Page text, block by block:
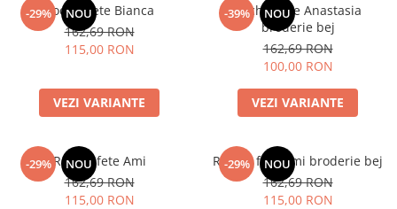
-29% NOU
Rochie fete Bianca
162,69 RON
115,00 RON
VEZI VARIANTE
-39% NOU
Rochie fete Anastasia
broderie bej
162,69 RON
100,00 RON
VEZI VARIANTE
-29% NOU
Rochie fete Ami
162,69 RON
115,00 RON
-29% NOU
Rochie fete Ami broderie bej
162,69 RON
115,00 RON